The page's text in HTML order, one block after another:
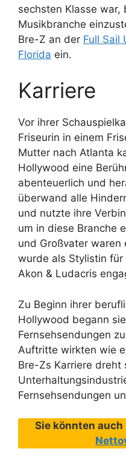
sechsten Klasse war,
Musikbranche
Bre-Z an der Full Sail
Florida ein.
Karriere
Vor ihrer
Friseurin in einem
Mutter nach Atlanta
Hollywood eine
abenteuerlich und
überwand alle
und nutzte ihre
um in diese Branche
und Großvater waren
wurde als Stylistin
Akon & Ludacris
Zu Beginn ihrer
Hollywood begann
Fernsehsendungen
Auftritte wirkten wie
Bre-Zs Karriere dreht
Fernsehsendungen
Sie könnten auch